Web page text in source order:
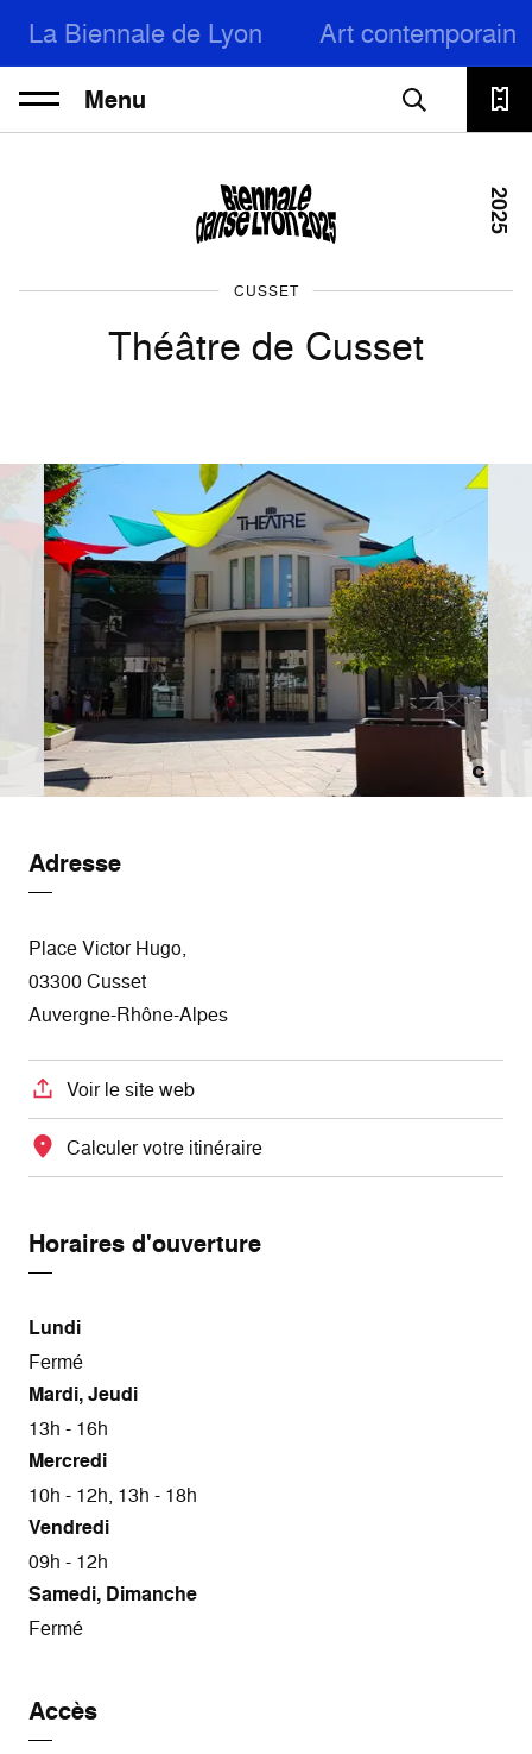
La Biennale de Lyon Art contemporain
Menu
CUSSET
Théâtre de Cusset
2025
Adresse
Place Victor Hugo,
03300 Cusset
Auvergne-Rhône-Alpes
Voir le site web
Calculer votre itinéraire
Horaires d'ouverture
Lundi
Fermé
Mardi, Jeudi
13h - 16h
Mercredi
10h - 12h, 13h - 18h
Vendredi
09h - 12h
Samedi, Dimanche
Fermé
Accès